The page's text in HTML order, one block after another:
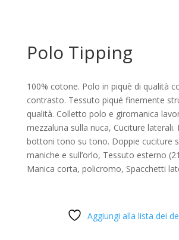
Polo Tipping
100% cotone. Polo in piquè di qualità
contrasto. Tessuto piqué finemente
qualità. Colletto polo e giromanica
mezzaluna sulla nuca, Cuciture laterali.
bottoni tono su tono. Doppie cuciture
maniche e sull’orlo, Tessuto esterno
Manica corta, policromo, Spacchetti
Aggiungi alla lista dei